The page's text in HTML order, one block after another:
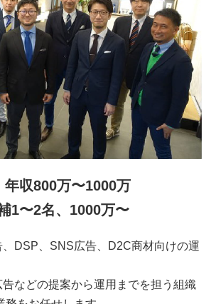
年収800万〜1000万
1〜2名、1000万〜
、DSP、SNS広告、D2C商材向けの運
などの提案から運用までを担う組織